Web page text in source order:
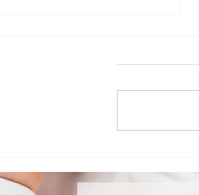
לי"? התלונה הכי נפוצה בחופש
הגדול - ואיך נכון להגיב